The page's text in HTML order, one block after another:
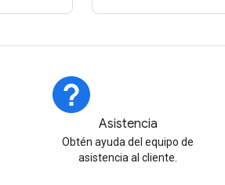
Asistencia
Obtén ayuda del equipo de
asistencia al cliente.